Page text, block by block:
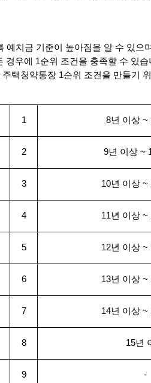
예치금 기준이 높아짐을 알 수 있으
경우에 1순위 조건을 충족할 수 있
택청약통장 1순위 조건을 만들기
1 8년 이상 ~
2 9년 이상 ~
3 10년 이상 ~
4 11년 이상 ~
5 12년 이상 ~
6 13년 이상 ~
7 14년 이상 ~
8 15년
9 -